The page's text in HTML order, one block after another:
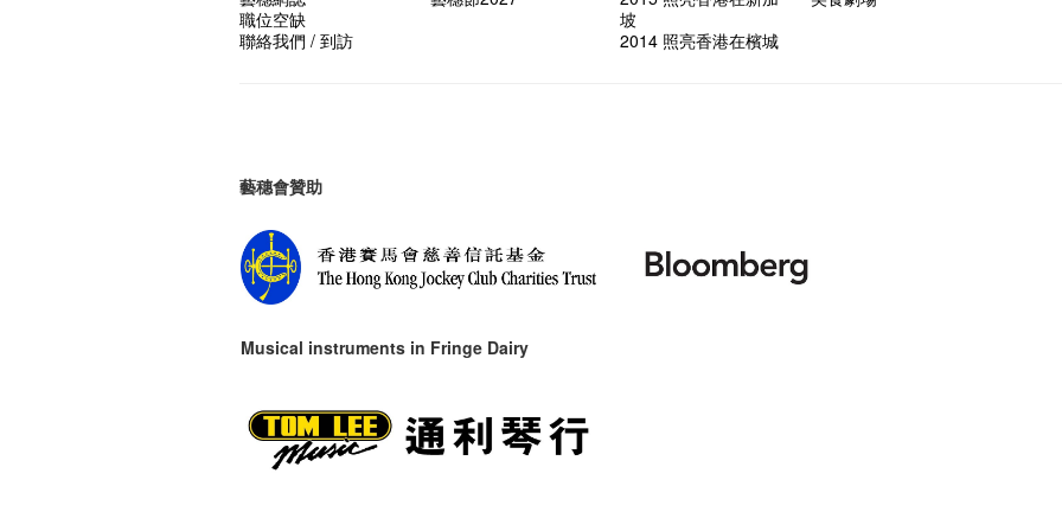
職位空缺
聯絡我們 / 到訪
坡
2014 照亮香港在檳城
藝穗會贊助
Musical instruments in Fringe Dairy